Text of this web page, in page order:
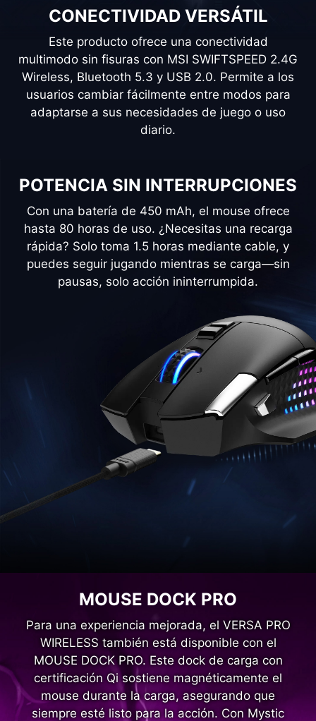
CONECTIVIDAD VERSÁTIL
Este producto ofrece una conectividad
multimodo sin fisuras con MSI SWIFTSPEED 2.4G
Wireless, Bluetooth 5.3 y USB 2.0. Permite a los
usuarios cambiar fácilmente entre modos para
adaptarse a sus necesidades de juego o uso
diario.
POTENCIA SIN INTERRUPCIONES
Con una batería de 450 mAh, el mouse ofrece
hasta 80 horas de uso. ¿Necesitas una recarga
rápida? Solo toma 1.5 horas mediante cable, y
puedes seguir jugando mientras se carga—sin
pausas, solo acción ininterrumpida.
MOUSE DOCK PRO
Para una experiencia mejorada, el VERSA PRO
WIRELESS también está disponible con el
MOUSE DOCK PRO. Este dock de carga con
certificación Qi sostiene magnéticamente el
mouse durante la carga, asegurando que
siempre esté listo para la acción. Con Mystic